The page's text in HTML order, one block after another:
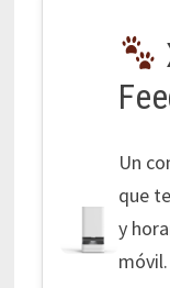
Un
que
y
móvil.